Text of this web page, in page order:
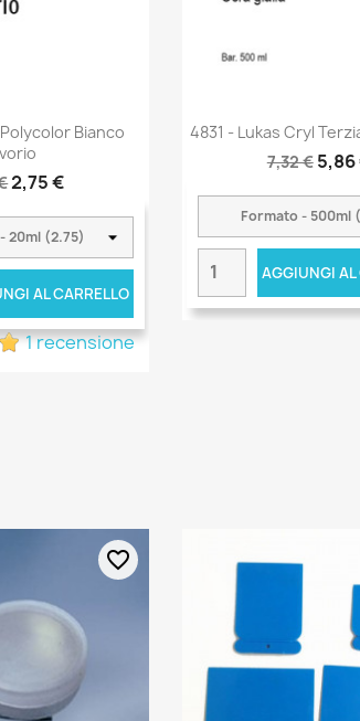
Bianco
2,75 €
AL CARRELLO
1 recensione
4831 - Lukas Cryl
7,32 € 5,86
AGGIUNGI AL
favorite_border